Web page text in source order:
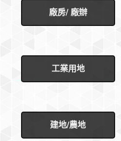
廠房/ 廠辦
工業用地
建地/農地